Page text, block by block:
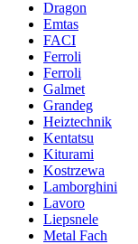
Dragon
Emtas
FACI
Ferroli
Ferroli
Galmet
Grandeg
Heiztechnik
Kentatsu
Kiturami
Kostrzewa
Lamborghini
Lavoro
Liepsnele
Metal Fach